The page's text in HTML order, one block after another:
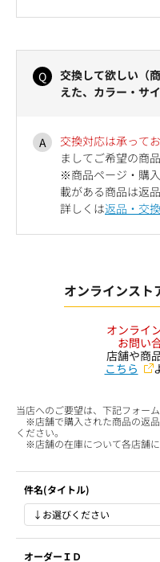
交換して欲しい（
えた、カラー・サ
交換対応は承って
ましてご希望の商
※商品ページ・購
載がある商品は返
詳しくは返品・交
オンラインスト
オンライ
お問い
店舗や商
こちら
当店へのご要望は、下記フォー
※店舗で購入された商品の返
ください。
※店舗の在庫について各店舗に
件名(タイトル)
オーダーＩＤ